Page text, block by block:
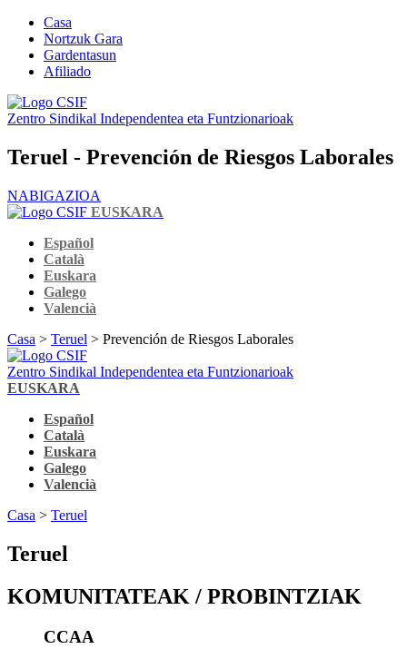
Casa
Nortzuk Gara
Gardentasun
Afiliado
Zentro Sindikal Independentea eta Funtzionarioak
Teruel - Prevención de Riesgos Laborales
NABIGAZIOA
EUSKARA
Español
Català
Euskara
Galego
Valencià
Casa > Teruel > Prevención de Riesgos Laborales
Zentro Sindikal Independentea eta Funtzionarioak
EUSKARA
Español
Català
Euskara
Galego
Valencià
Casa > Teruel
Teruel
KOMUNITATEAK / PROBINTZIAK
CCAA